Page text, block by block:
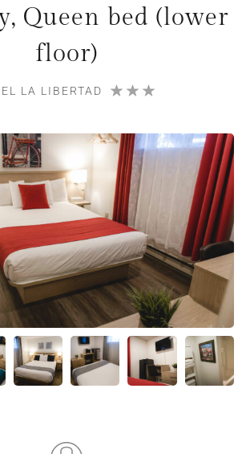
Queen bed (lower
floor)
LA LIBERTAD